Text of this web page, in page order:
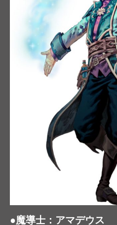
●魔導士：アマデウス